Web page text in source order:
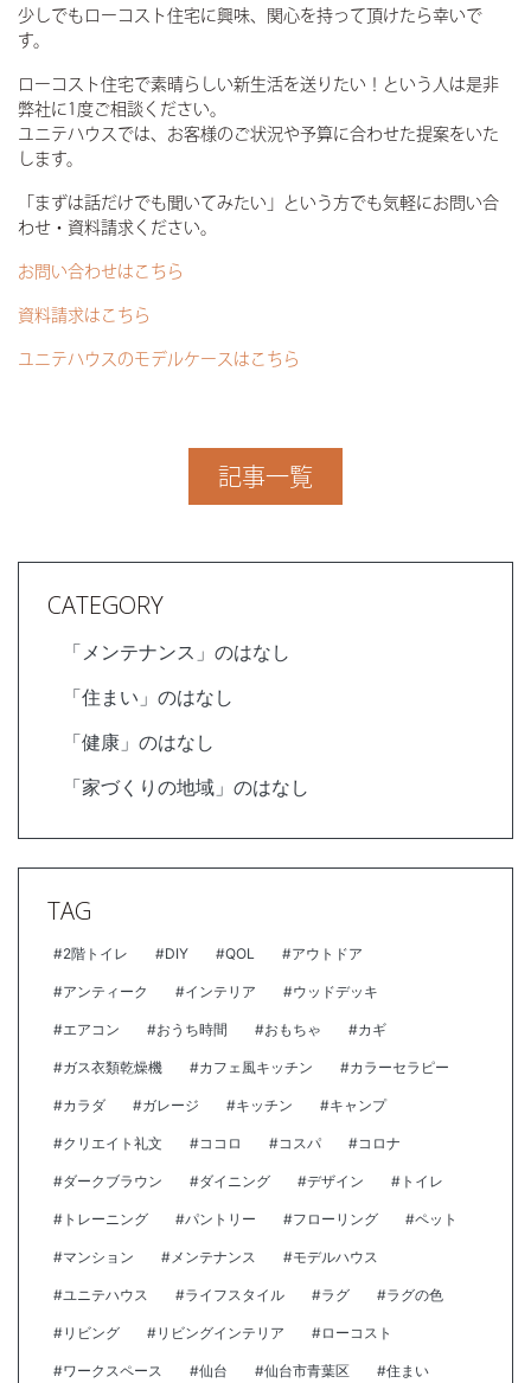
少しでもローコスト住宅に興味、関心を持って頂けたら幸いで
す。
ローコスト住宅で素晴らしい新生活を送りたい！という人は是非
弊社に1度ご相談ください。
ユニテハウスでは、お客様のご状況や予算に合わせた提案をいた
します。
「まずは話だけでも聞いてみたい」という方でも気軽にお問い合
わせ・資料請求ください。
お問い合わせはこちら
資料請求はこちら
ユニテハウスのモデルケースはこちら
記事一覧
CATEGORY
「メンテナンス」のはなし
「住まい」のはなし
「健康」のはなし
「家づくりの地域」のはなし
TAG
#2階トイレ #DIY #QOL #アウトドア
#アンティーク #インテリア #ウッドデッキ
#エアコン #おうち時間 #おもちゃ #カギ
#ガス衣類乾燥機 #カフェ風キッチン #カラーセラピー
#カラダ #ガレージ #キッチン #キャンプ
#クリエイト礼文 #ココロ #コスパ #コロナ
#ダークブラウン #ダイニング #デザイン #トイレ
#トレーニング #パントリー #フローリング #ペット
#マンション #メンテナンス #モデルハウス
#ユニテハウス #ライフスタイル #ラグ #ラグの色
#リビング #リビングインテリア #ローコスト
#ワークスペース #仙台 #仙台市青葉区 #住まい